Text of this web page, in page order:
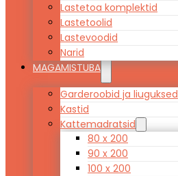
Lastetoa komplektid
Lastetoolid
Lastevoodid
Narid
MAGAMISTUBA
Garderoobid ja liuguksed
Kastid
Kattemadratsid
80 x 200
90 x 200
100 x 200